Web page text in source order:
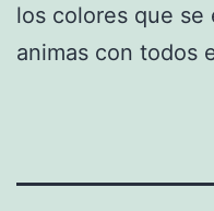
los colores que se
animas con todos